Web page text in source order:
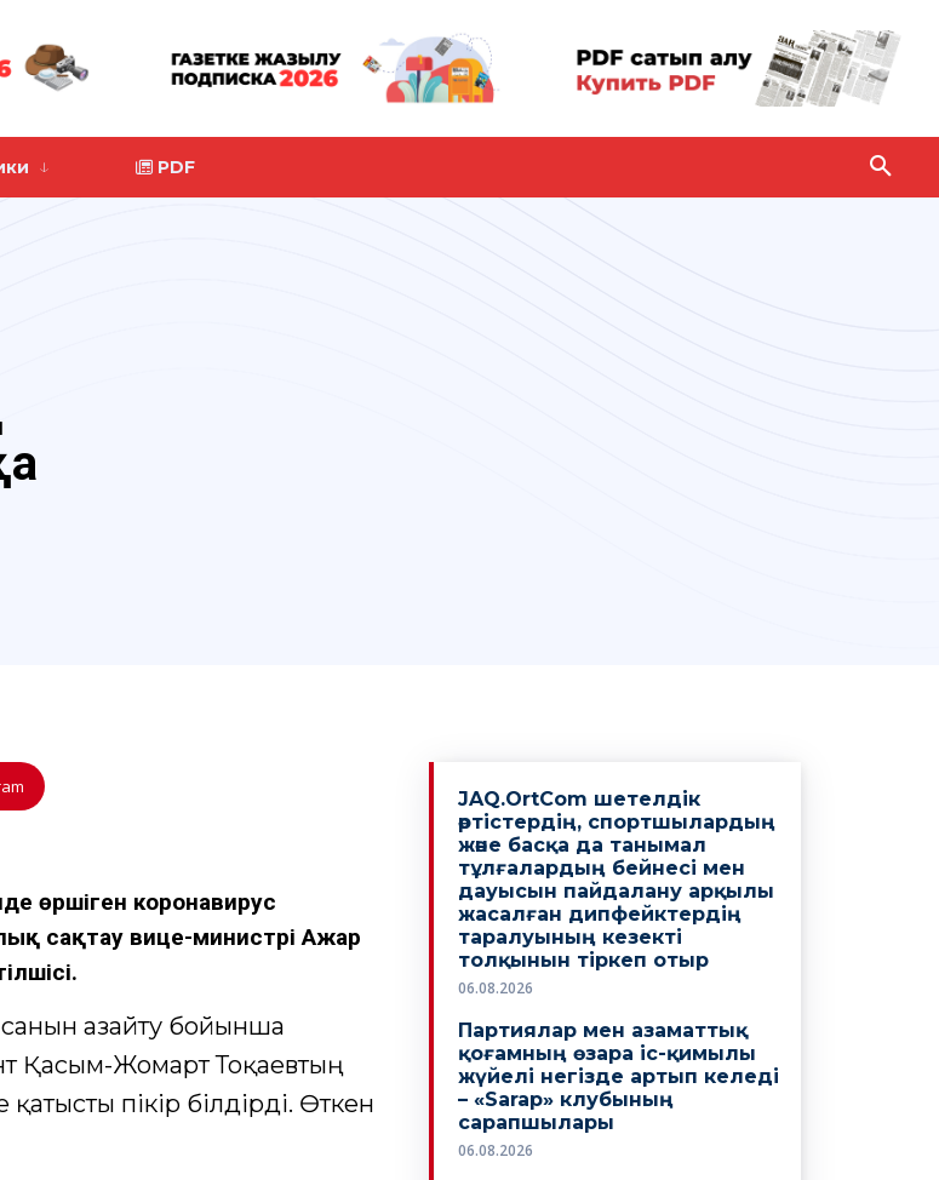
PDF
өршіген коронавирус
сақтау вице-министрі Ажар
азайту бойынша
Қасым-Жомарт Тоқаевтың
пікір білдірді. Өткен
JAQ.OrtCom шетелдік
әртістердің, спортшылардың
және басқа да танымал
тұлғалардың бейнесі мен
дауысын пайдалану арқылы
жасалған дипфейктердің
таралуының кезекті
толқынын тіркеп отыр
06.08.2026
Партиялар мен азаматтық
қоғамның өзара іс-қимылы
жүйелі негізде артып келеді
– «Sarap» клубының
сарапшылары
06.08.2026